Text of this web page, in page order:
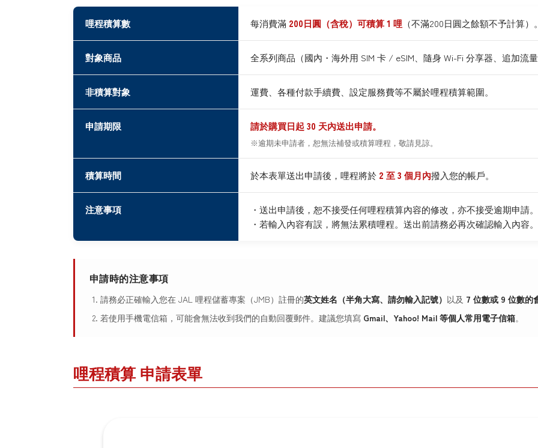
哩程積算數 每消費滿 200日圓（含稅）可積算 1 哩 （不滿200日圓之餘額不予計算）。
對象商品 全系列商品（國內・海外用 SIM 卡 / eSIM、隨身 Wi-Fi 分享器、追加流量
非積算對象 運費、各種付款手續費、設定服務費等不屬於哩程積算範圍。
申請期限 請於購買日起 30 天內送出申請。
※逾期未申請者，恕無法補發或積算哩程，敬請見諒。
積算時間 於本表單送出申請後，哩程將於 2 至 3 個月內撥入您的帳戶。
注意事項
・送出申請後，恕不接受任何哩程積算內容的修改，亦不接受逾期申請。
・若輸入內容有誤，將無法累積哩程。送出前請務必再次確認輸入內容。
申請時的注意事項
請務必正確輸入您在 JAL 哩程儲蓄專案（JMB）註冊的英文姓名（半角大寫、請勿輸入記號） 以及 7 位數或 9 位數的
若使用手機電信箱，可能會無法收到我們的自動回覆郵件。建議您填寫 Gmail、Yahoo! Mail 等個人常用電子信箱。
哩程積算 申請表單